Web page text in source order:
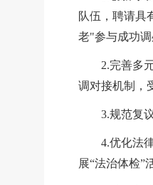
队伍，聘请具
老"参与成功调
2.完善多
调对接机制，
3.规范复
4.优化法
展“法治体检”